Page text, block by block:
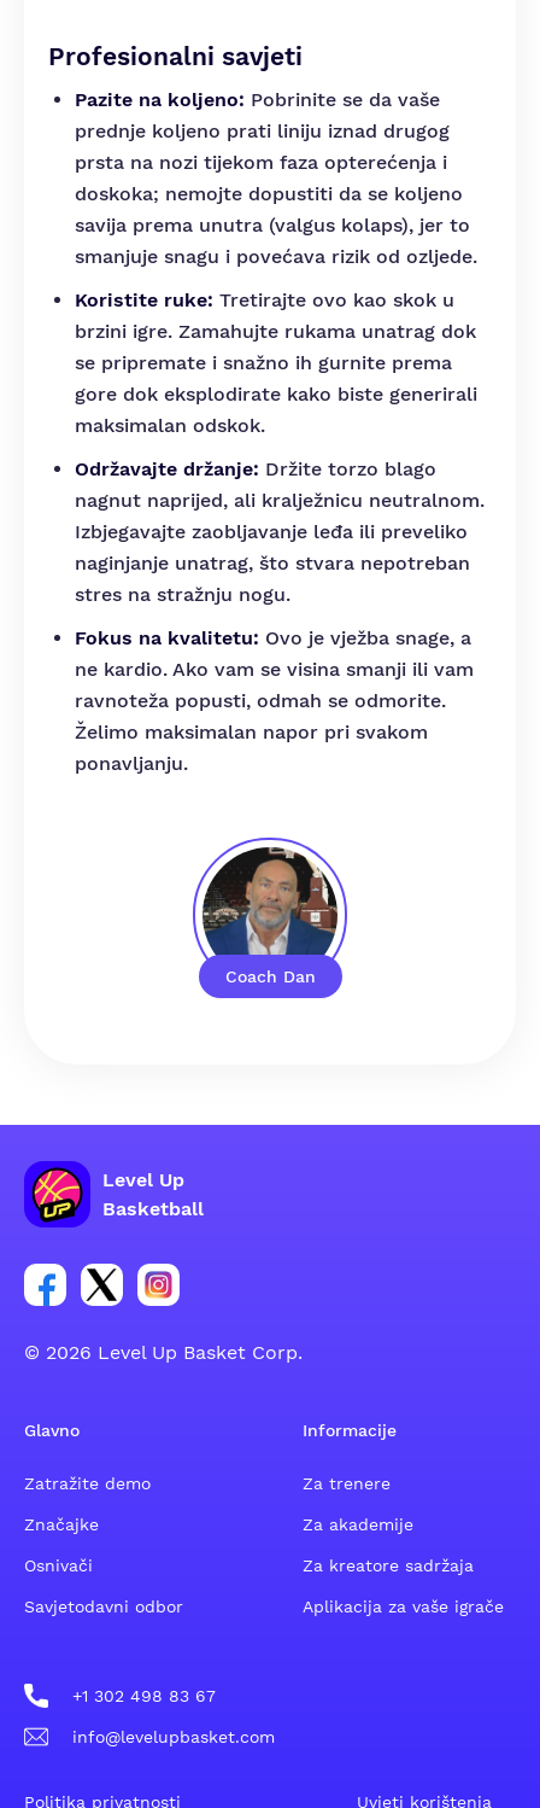
Coach Dan
Profesionalni savjeti
Pazite na koljeno: Pobrinite se da vaše
prednje koljeno prati liniju iznad drugog
prsta na nozi tijekom faza opterećenja i
doskoka; nemojte dopustiti da se koljeno
savija prema unutra (valgus kolaps), jer to
smanjuje snagu i povećava rizik od ozljede.
Koristite ruke: Tretirajte ovo kao skok u
brzini igre. Zamahujte rukama unatrag dok
se pripremate i snažno ih gurnite prema
gore dok eksplodirate kako biste generirali
maksimalan odskok.
Održavajte držanje: Držite torzo blago
nagnut naprijed, ali kralježnicu neutralnom.
Izbjegavajte zaobljavanje leđa ili preveliko
naginjanje unatrag, što stvara nepotreban
stres na stražnju nogu.
Fokus na kvalitetu: Ovo je vježba snage, a
ne kardio. Ako vam se visina smanji ili vam
ravnoteža popusti, odmah se odmorite.
Želimo maksimalan napor pri svakom
ponavljanju.
Level Up
Basketball
Poveznica za Facebook grupu
Poveznica za Twitter grupu
Poveznica za Instagram grupu
© 2026 Level Up Basket Corp.
Glavno
Zatražite demo
Značajke
Osnivači
Savjetodavni odbor
Informacije
Za trenere
Za akademije
Za kreatore sadržaja
Aplikacija za vaše igrače
+1 302 498 83 67
info@levelupbasket.com
Politika privatnosti Uvjeti korištenja